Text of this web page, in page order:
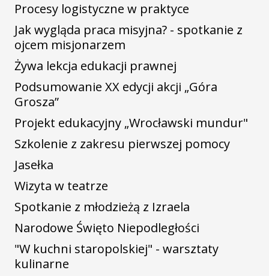
Procesy logistyczne w praktyce
Jak wygląda praca misyjna? - spotkanie z
ojcem misjonarzem
Żywa lekcja edukacji prawnej
Podsumowanie XX edycji akcji „Góra
Grosza”
Projekt edukacyjny „Wrocławski mundur"
Szkolenie z zakresu pierwszej pomocy
Jasełka
Wizyta w teatrze
Spotkanie z młodzieżą z Izraela
Narodowe Święto Niepodległości
"W kuchni staropolskiej" - warsztaty
kulinarne